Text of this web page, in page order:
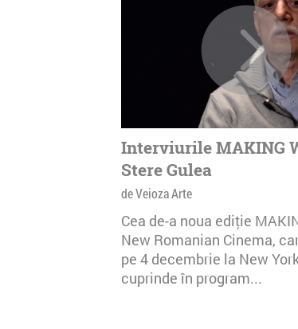
Interviurile MAKING
Stere Gulea
de Veioza Arte
Cea de-a noua ediţie
New Romanian Cinema,
pe 4 decembrie la New
cuprinde în program...